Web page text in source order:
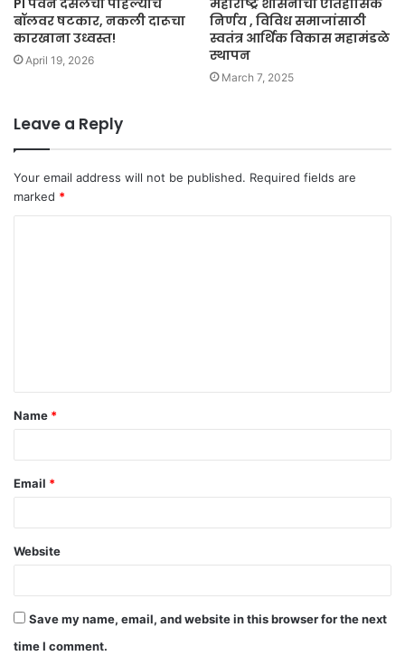
PI पवन देसलेंचा पहिल्याच
बॉलवर षटकार, नकली दारूचा
कारखाना उध्वस्त!
April 19, 2026
महाराष्ट्र शासनाचा ऐतिहासिक
निर्णय , विविध समाजांसाठी
स्वतंत्र आर्थिक विकास महामंडळे
स्थापन
March 7, 2025
Leave a Reply
Your email address will not be published. Required fields are
marked *
t
*
Name *
Email *
Website
Save my name, email, and website in this browser for the next
time I comment.